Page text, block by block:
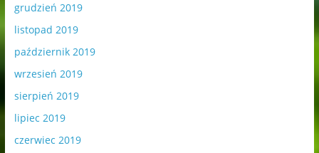
grudzień 2019
listopad 2019
październik 2019
wrzesień 2019
sierpień 2019
lipiec 2019
czerwiec 2019